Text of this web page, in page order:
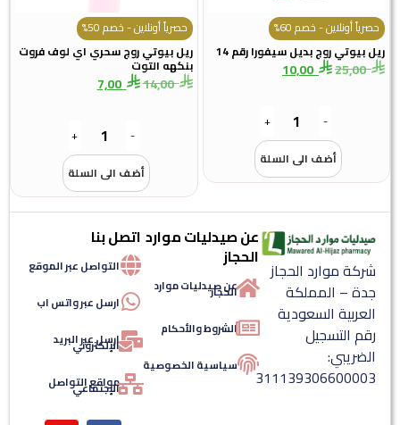
حصرياً أونلاين - خصم 60%
ريل بيوتي روج بديل سيفورا رقم 14
25,00
10,00
-
+
أضف الى السلة
حصرياً أونلاين - خصم 50%
ريل بيوتي روج سحري اي لوف فروت
بنكهه التوت
14,00
7,00
-
+
أضف الى السلة
شركة موارد الحجاز
جدة – المملكة
العربية السعودية
رقم التسجيل
الضريبي:
311139306600003
عن صيدليات موارد
الحجاز
عن صيدليات موارد
الحجاز
الشروط والأحكام
سياسية الخصوصية
اتصل بنا
التواصل عبر الموقع
ارسل عبر واتس اب
ارسل عبر البريد
الإلكتروني
مواقع التواصل
الإجتماعي